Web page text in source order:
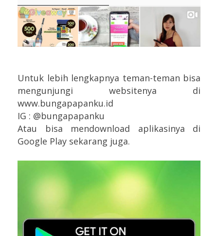
Untuk lebih lengkapnya teman-teman bisa
mengunjungi websitenya di
www.bungapapanku.id
IG : @bungapapanku
Atau bisa mendownload aplikasinya di
Google Play sekarang juga.